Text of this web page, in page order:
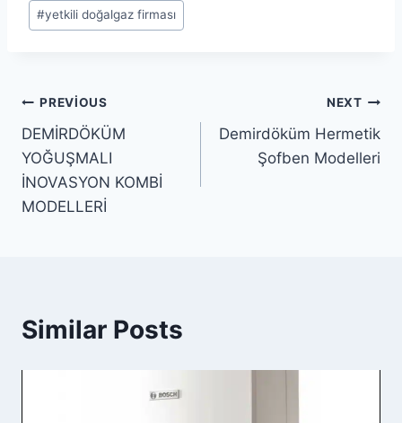
#yetkili doğalgaz firması
Yazı
gezinmesi
PREVIOUS
DEMİRDÖKÜM
YOĞUŞMALI
İNOVASYON KOMBİ
MODELLERİ
NEXT
Demirdöküm Hermetik
Şofben Modelleri
Similar Posts